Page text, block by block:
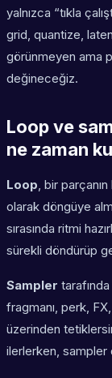
yalnızca “tıkla
grid, quantize,
görünmeyen ama
değineceğiz.
Loop ve
ne zaman
Loop, bir
olarak döngüye
sırasında ritmi
sürekli döndürüp
Sampler
fragmanı, perk,
üzerinden
ilerlerken, sampler